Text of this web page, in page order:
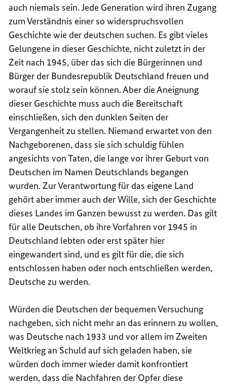
auch niemals sein. Jede Generation wird ihren Zugang
zum Verständnis einer so widerspruchsvollen
Geschichte wie der deutschen suchen. Es gibt vieles
Gelungene in dieser Geschichte, nicht zuletzt in der
Zeit nach 1945, über das sich die Bürgerinnen und
Bürger der Bundesrepublik Deutschland freuen und
worauf sie stolz sein können. Aber die Aneignung
dieser Geschichte muss auch die Bereitschaft
einschließen, sich den dunklen Seiten der
Vergangenheit zu stellen. Niemand erwartet von den
Nachgeborenen, dass sie sich schuldig fühlen
angesichts von Taten, die lange vor ihrer Geburt von
Deutschen im Namen Deutschlands begangen
wurden. Zur Verantwortung für das eigene Land
gehört aber immer auch der Wille, sich der Geschichte
dieses Landes im Ganzen bewusst zu werden. Das gilt
für alle Deutschen, ob ihre Vorfahren vor 1945 in
Deutschland lebten oder erst später hier
eingewandert sind, und es gilt für die, die sich
entschlossen haben oder noch entschließen werden,
Deutsche zu werden.
Würden die Deutschen der bequemen Versuchung
nachgeben, sich nicht mehr an das erinnern zu wollen,
was Deutsche nach 1933 und vor allem im Zweiten
Weltkrieg an Schuld auf sich geladen haben, sie
würden doch immer wieder damit konfrontiert
werden, dass die Nachfahren der Opfer diese